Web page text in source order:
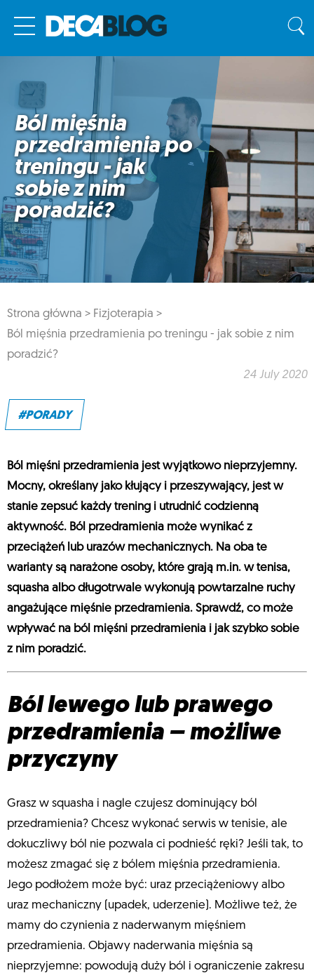
Ból mięśnia
przedramienia po
treningu - jak
sobie z nim
poradzić?
Strona główna > Fizjoterapia >
Ból mięśnia przedramienia po treningu - jak sobie z nim
poradzić?
24 July 2020
#PORADY
Ból mięśni przedramienia jest wyjątkowo nieprzyjemny.
Mocny, określany jako kłujący i przeszywający, jest w
stanie zepsuć każdy trening i utrudnić codzienną
aktywność. Ból przedramienia może wynikać z
przeciążeń lub urazów mechanicznych. Na oba te
warianty są narażone osoby, które grają m.in. w tenisa,
squasha albo długotrwale wykonują powtarzalne ruchy
angażujące mięśnie przedramienia. Sprawdź, co może
wpływać na ból mięśni przedramienia i jak szybko sobie
z nim poradzić.
Ból lewego lub prawego
przedramienia – możliwe
przyczyny
Grasz w squasha i nagle czujesz dominujący ból
przedramienia? Chcesz wykonać serwis w tenisie, ale
dokuczliwy ból nie pozwala ci podnieść ręki? Jeśli tak, to
możesz zmagać się z bólem mięśnia przedramienia.
Jego podłożem może być: uraz przeciążeniowy albo
uraz mechaniczny (upadek, uderzenie). Możliwe też, że
mamy do czynienia z naderwanym mięśniem
przedramienia. Objawy naderwania mięśnia są
nieprzyjemne: powodują duży ból i ograniczenie zakresu